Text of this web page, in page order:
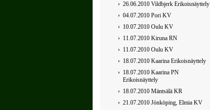
26.06.2010 Vildbjerk Erikoisnäyttely
04.07.2010 Pori KV
10.07.2010 Oulu KV
11.07.2010 Kiruna RN
11.07.2010 Oulu KV
18.07.2010 Kaarina Erikoisnäyttely
18.07.2010 Kaarina PN
Erikoisnäyttely
18.07.2010 Mäntsälä KR
21.07.2010 Jönköping, Elmia KV